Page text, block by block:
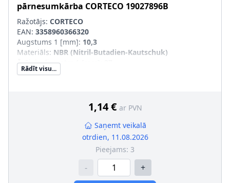
pārnesumkārba CORTECO 19027896B
Ražotājs: CORTECO
EAN: 3358960366320
Augstums 1 [mm]: 10,3
Materiāls: NBR (Nitril-Butadien-Kautschuk)
Ārējais diametrs 1 [mm]
Iekšējais diametrs 1 [mm]
Rādīt visu...
1,14 € ar PVN
Saņemt veikalā
otrdien, 11.08.2026
Pieejams: 3
- +